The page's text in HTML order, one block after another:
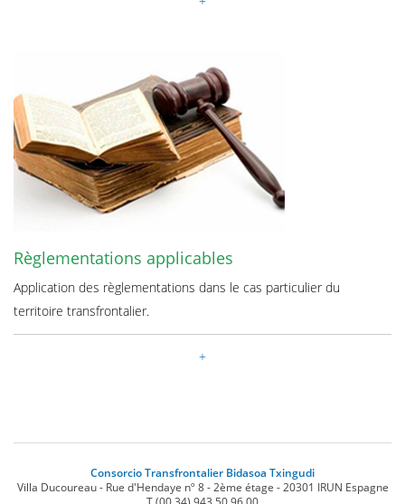
Règlementations applicables
Application des règlementations dans le cas particulier du
territoire transfrontalier.
Consorcio Transfrontalier Bidasoa Txingudi
Villa Ducoureau - Rue d'Hendaye nº 8 - 2ème étage -20301 IRUN Espagne